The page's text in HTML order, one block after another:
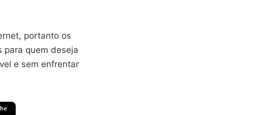
portanto os
quem deseja
e sem enfrentar